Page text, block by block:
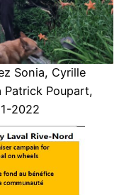
Sonia, Cyrille
Patrick Poupart,
2022